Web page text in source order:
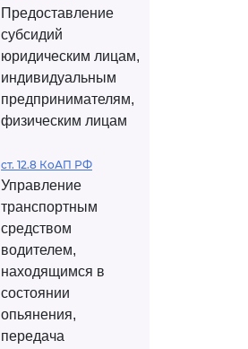
Предоставление
субсидий
юридическим лицам,
индивидуальным
предпринимателям,
физическим лицам
ст. 12.8 КоАП РФ
Управление
транспортным
средством
водителем,
находящимся в
состоянии
опьянения,
передача